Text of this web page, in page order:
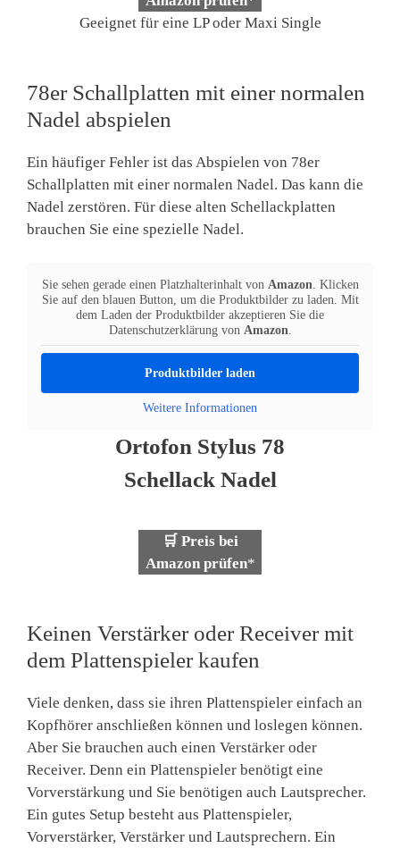
Geeignet für eine LP oder Maxi Single
78er Schallplatten mit einer normalen
Nadel abspielen
Ein häufiger Fehler ist das Abspielen von 78er
Schallplatten mit einer normalen Nadel. Das kann die
Nadel zerstören. Für diese alten Schellackplatten
brauchen Sie eine spezielle Nadel.
Sie sehen gerade einen Platzhalterinhalt von Amazon. Klicken
Sie auf den blauen Button, um die Produktbilder zu laden. Mit
dem Laden der Produktbilder akzeptieren Sie die
Datenschutzerklärung von Amazon.
Produktbilder laden
Weitere Informationen
Ortofon Stylus 78
Schellack Nadel
🛒 Preis bei
Amazon prüfen*
Keinen Verstärker oder Receiver mit
dem Plattenspieler kaufen
Viele denken, dass sie ihren Plattenspieler einfach an
Kopfhörer anschließen können und loslegen können.
Aber Sie brauchen auch einen Verstärker oder
Receiver. Denn ein Plattenspieler benötigt eine
Vorverstärkung und Sie benötigen auch Lautsprecher.
Ein gutes Setup besteht aus Plattenspieler,
Vorverstärker, Verstärker und Lautsprechern. Ein